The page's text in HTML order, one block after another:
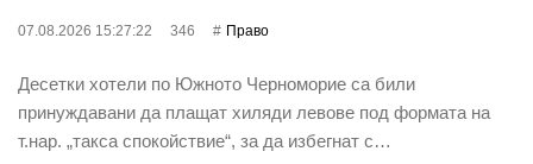
07.08.2026 15:27:22 346 Право
Десетки хотели по Южното Черноморие са били
принуждавани да плащат хиляди левове под формата на
т.нар. „такса спокойствие“, за да избегнат с…